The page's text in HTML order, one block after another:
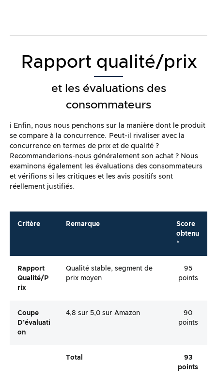
Rapport qualité/prix
et les évaluations des
consommateurs
ℹ️ Enfin, nous nous penchons sur la manière dont le produit
se compare à la concurrence. Peut-il rivaliser avec la
concurrence en termes de prix et de qualité ?
Recommanderions-nous généralement son achat ? Nous
examinons également les évaluations des consommateurs
et vérifions si les critiques et les avis positifs sont
réellement justifiés.
Critère Remarque
Score
obtenu
*
Rapport
Qualité/p
Rix
Qualité stable, segment de
prix moyen
95
points
Coupe
D’évaluati
On
4,8 sur 5,0 sur Amazon
90
points
Total
93
points